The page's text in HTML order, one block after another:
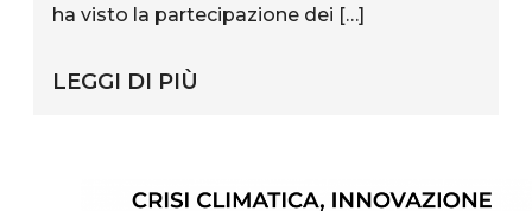
ha visto la partecipazione dei […]
LEGGI DI PIÙ